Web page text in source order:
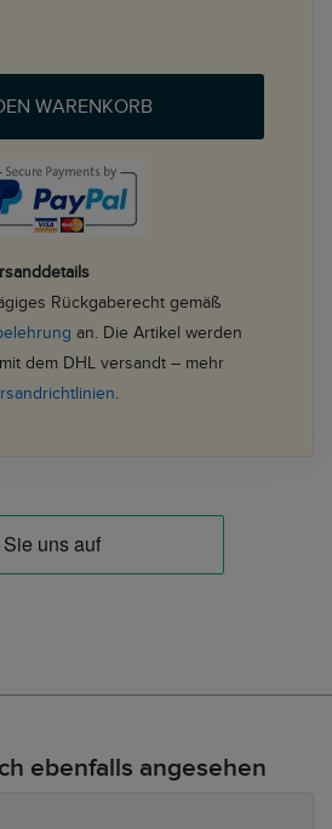
WARENKORB
Rückgaberecht gemäß
an. Die Artikel werden
dem DHL versandt – mehr
.
ebenfalls angesehen